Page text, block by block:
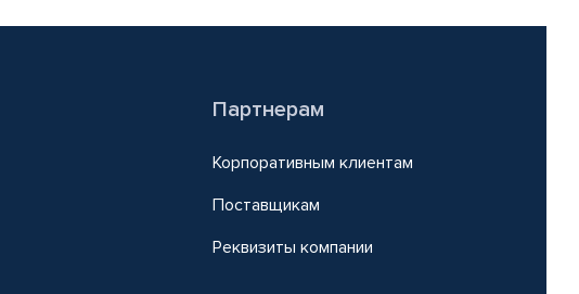
Партнерам
Корпоративным клиентам
Поставщикам
Реквизиты компании